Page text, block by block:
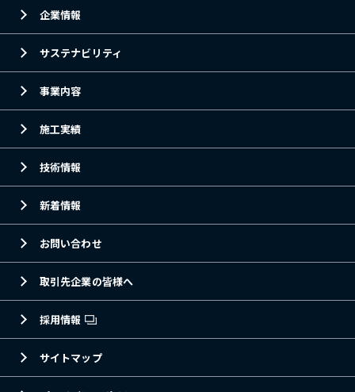
企業情報
サステナビリティ
事業内容
施工実績
技術情報
新着情報
お問い合わせ
取引先企業の皆様へ
採用情報
サイトマップ